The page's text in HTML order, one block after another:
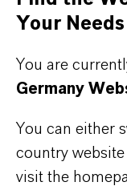
Bitte melden
sich, um
Your Needs
You are
Germany
You can either
country
visit the